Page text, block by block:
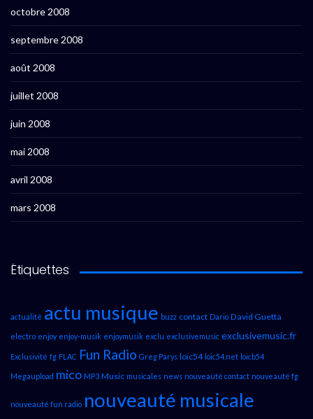
octobre 2008
septembre 2008
août 2008
juillet 2008
juin 2008
mai 2008
avril 2008
mars 2008
Étiquettes
actualité actu musique buzz contact Dario David Guetta
electro enjoy enjoy-musik enjoymusik exclu exclusivemusic exclusivemusic.fr
Exclusivité fg FLAC Fun Radio Greg Parys loic54 loic54.net loicb54
Megaupload mico MP3 Music musicales news nouveauté contact nouveauté fg
nouveauté fun radio nouveauté musicale